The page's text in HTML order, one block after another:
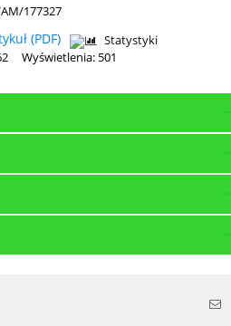
177327
(PDF)
Statystyki
Wyświetlenia: 501